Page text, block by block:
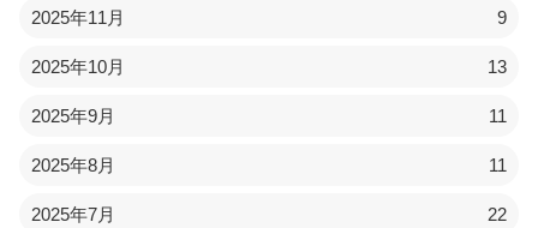
2025年11月 9
2025年10月 13
2025年9月 11
2025年8月 11
2025年7月 22